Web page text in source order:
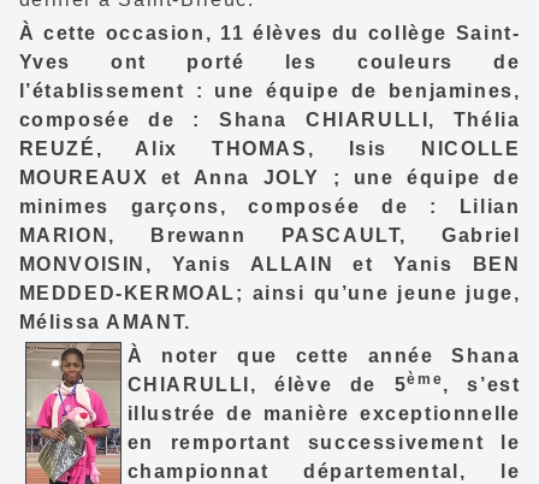
À cette occasion, 11 élèves du collège Saint-
Yves ont porté les couleurs de
l’établissement : une équipe de benjamines,
composée de : Shana CHIARULLI, Thélia
REUZÉ, Alix THOMAS, Isis NICOLLE
MOUREAUX et Anna JOLY ; une équipe de
minimes garçons, composée de : Lilian
MARION, Brewann PASCAULT, Gabriel
MONVOISIN, Yanis ALLAIN et Yanis BEN
MEDDED-KERMOAL; ainsi qu’une jeune juge,
Mélissa AMANT.
À noter que cette année Shana
CHIARULLI, élève de 5ème, s’est
illustrée de manière exceptionnelle
en remportant successivement le
championnat départemental, le